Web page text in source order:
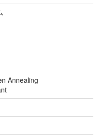
Annealing